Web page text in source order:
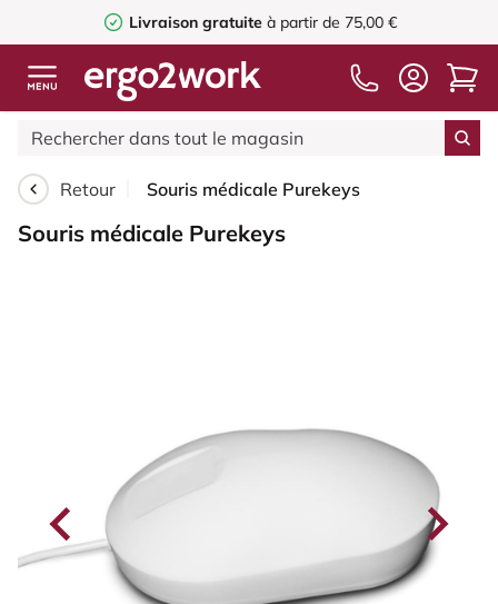
Livraison gratuiteà partir de 75,00 €
Retour Souris médicale Purekeys
Souris médicale Purekeys